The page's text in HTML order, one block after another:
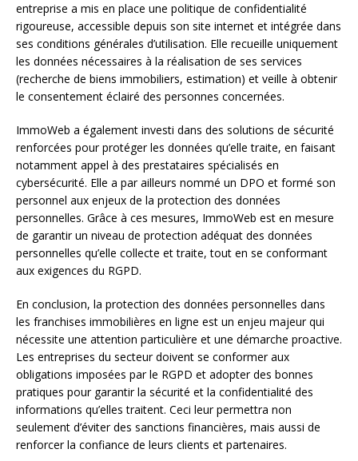
entreprise a mis en place une politique de confidentialité
rigoureuse, accessible depuis son site internet et intégrée dans
ses conditions générales d’utilisation. Elle recueille uniquement
les données nécessaires à la réalisation de ses services
(recherche de biens immobiliers, estimation) et veille à obtenir
le consentement éclairé des personnes concernées.
ImmoWeb a également investi dans des solutions de sécurité
renforcées pour protéger les données qu’elle traite, en faisant
notamment appel à des prestataires spécialisés en
cybersécurité. Elle a par ailleurs nommé un DPO et formé son
personnel aux enjeux de la protection des données
personnelles. Grâce à ces mesures, ImmoWeb est en mesure
de garantir un niveau de protection adéquat des données
personnelles qu’elle collecte et traite, tout en se conformant
aux exigences du RGPD.
En conclusion, la protection des données personnelles dans
les franchises immobilières en ligne est un enjeu majeur qui
nécessite une attention particulière et une démarche proactive.
Les entreprises du secteur doivent se conformer aux
obligations imposées par le RGPD et adopter des bonnes
pratiques pour garantir la sécurité et la confidentialité des
informations qu’elles traitent. Ceci leur permettra non
seulement d’éviter des sanctions financières, mais aussi de
renforcer la confiance de leurs clients et partenaires.